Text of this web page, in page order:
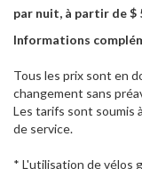
par nuit, à partir de $
Informations
Tous les prix sont en
changement sans
Les tarifs sont soumis
de service.
* L'utilisation de vélos